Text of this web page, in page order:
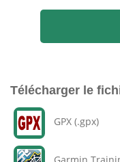
Télécharger le
GPX (.gpx)